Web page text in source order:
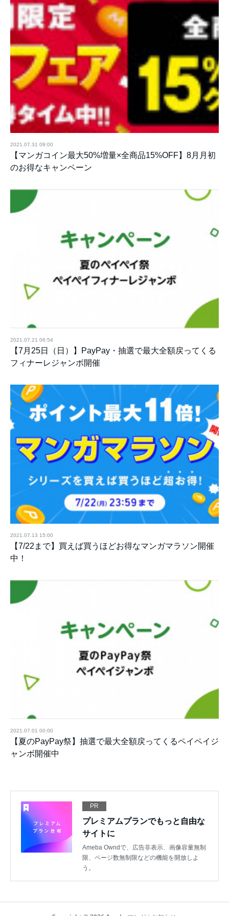
2021.07.31 09:00
【マンガコイン最大50%増量×全商品15%OFF】8月月初
のお得なキャンペーン
2021.07.21 06:54
【7月25日（日）】PayPay・抽選で最大全額戻ってくる
フィナーレジャンボ開催
2021.07.13 15:00
【7/22まで】買えば買うほどお得なマンガマラソン開催
中！
2021.07.01 00:00
【夏のPayPay祭】抽選で最大全額戻ってくるペイペイジ
ャンボ開催中
PR
プレミアムプランでもっと自由な
サイトに
Ameba Owndで、広告非表示、画像容量無制
限、ページ数無制限などの機能を開放しよ
う。